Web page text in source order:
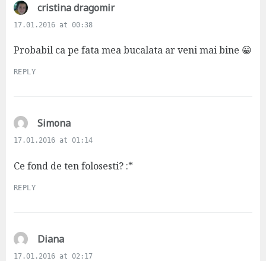
cristina dragomirs
s
17.01.2016 at 00:38
Probabil ca pe fata mea bucalata ar veni mai bine 😀
REPLY
Simonas
a
s
17.01.2016 at 01:14
Ce fond de ten folosesti? :*
REPLY
Dianas
a
17.01.2016 at 02:17